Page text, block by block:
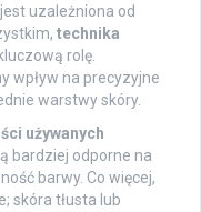
jest uzależniona od
technika
rolę.
wpływ na precyzyjne
warstwy skóry.
używanych
bardziej odporne na
barwy. Co więcej,
skóra tłusta lub